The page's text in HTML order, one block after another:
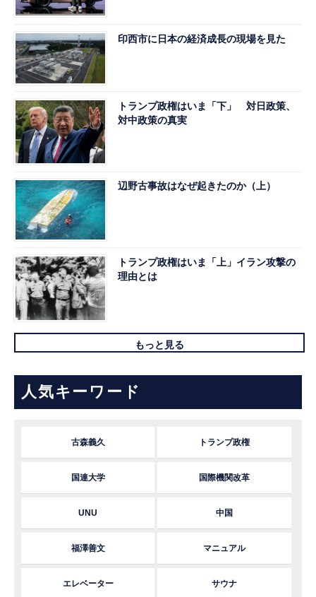
印西市に日本の経済成長の現場を見た
トランプ政権はいま「下」 対日政策、
対中政策の真実
辺野古事故はなぜ起きたのか（上）
トランプ政権はいま「上」イラン攻撃の
理由とは
もっと見る
人気キーワード
古森義久 トランプ政権
国連大学 国際機関改革
UNU 中国
福澤善文 マニュアル
エレベーター サウナ